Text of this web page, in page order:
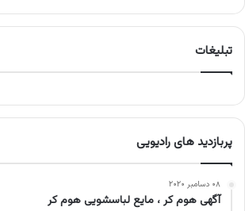
تبلیغات
پربازدید های رادیویی
۰۸ دسامبر ۲۰۲۰
آگهی هوم کر ، مایع لباسشویی هوم کر